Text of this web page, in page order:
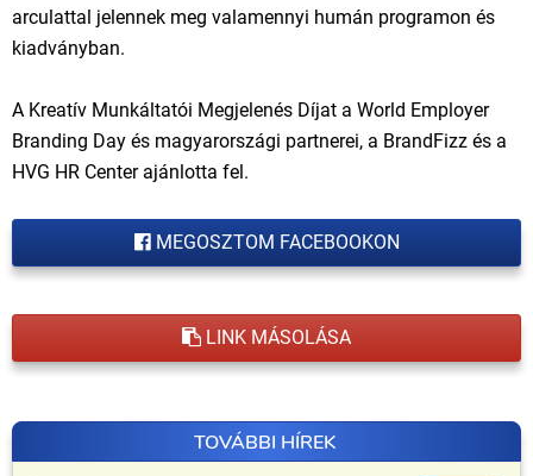
arculattal jelennek meg valamennyi humán programon és
kiadványban.
A Kreatív Munkáltatói Megjelenés Díjat a World Employer
Branding Day és magyarországi partnerei, a BrandFizz és a
HVG HR Center ajánlotta fel.
MEGOSZTOM FACEBOOKON
LINK MÁSOLÁSA
TOVÁBBI HÍREK